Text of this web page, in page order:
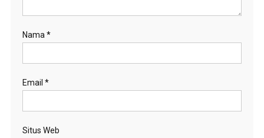
Nama *
Email *
Situs Web